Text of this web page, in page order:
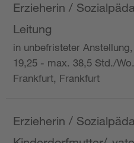
Erzieherin /
Leitung
in unbefristeter
19,25 - max. 38,5 Std./
Frankfurt, Frankfurt
Erzieherin /